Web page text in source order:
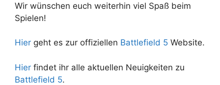
Wir wünschen euch weiterhin viel Spaß beim
Spielen!
Hier geht es zur offiziellen Battlefield 5 Website.
Hier findet ihr alle aktuellen Neuigkeiten zu
Battlefield 5.